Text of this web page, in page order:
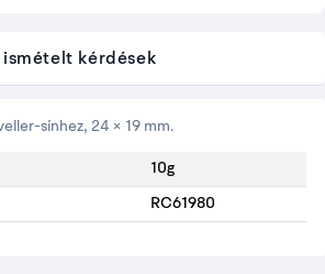
ismételt kérdések
sínhez, 24 × 19 mm.
10g
RC61980